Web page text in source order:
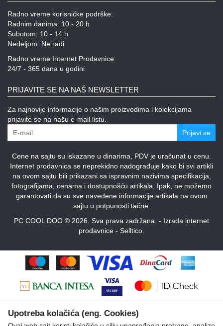
Radno vreme korisničke podrške:
Radnim danima: 10 - 20 h
Subotom: 10 - 14 h
Nedeljom: Ne radi
Radno vreme Internet Prodavnice:
24/7 - 365 dana u godini
PRIJAVITE SE NA NAŠ NEWSLETTER
Za najnovije informacije o našim proizvodima i kolekcijama
prijavite se na našu e-mail listu.
Prijavi se
Cene na sajtu su iskazane u dinarima, PDV je uračunat u cenu.
Internet prodavnica se neprekidno nadograđuje kako bi svi artikli
na ovom sajtu bili prikazani sa ispravnim nazivima specifikacija,
fotografijama, cenama i dostupnošću artikala. Ipak, ne možemo
garantovati da su sve navedene informacije artikala na ovom
sajtu u potpunosti tačne.
PC COOL DOO © 2026. Sva prava zadržana. - Izrada internet
prodavnice - Selltico.
Upotreba kolačića (eng. Cookies)